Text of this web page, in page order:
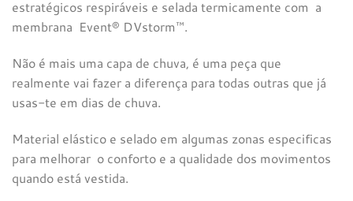
estratégicos respiráveis e selada termicamente com a
membrana Event® DVstorm™.
Não é mais uma capa de chuva, é uma peça que
realmente vai fazer a diferença para todas outras que já
usas-te em dias de chuva.
Material elástico e selado em algumas zonas especificas
para melhorar o conforto e a qualidade dos movimentos
quando está vestida.